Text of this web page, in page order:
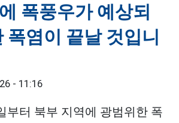
폭풍우가 예상되
폭염이 끝날 것입니
- 11:16
부터 북부 지역에 광범위한 폭